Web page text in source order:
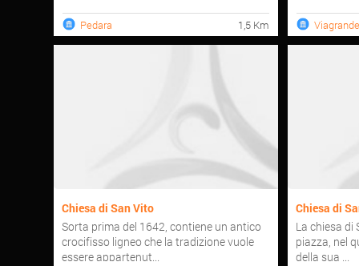
Pedara 1,5 Km Viagrande
Chiesa di San Vito
Sorta prima del 1642, contiene un antico
crocifisso ligneo che la tradizione vuole
essere appartenut...
Chiesa di
La chiesa di
piazza, nel
della sua ...